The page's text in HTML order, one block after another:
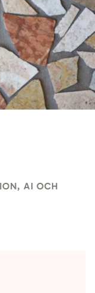
AI OCH